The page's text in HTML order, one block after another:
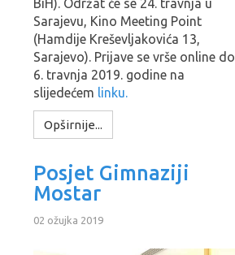
BiH). Održat će se 24. travnja u
Sarajevu, Kino Meeting Point
(Hamdije Kreševljakovića 13,
Sarajevo). Prijave se vrše online do
6. travnja 2019. godine na
slijedećem linku.
Opširnije...
Posjet Gimnaziji
Mostar
02 ožujka 2019